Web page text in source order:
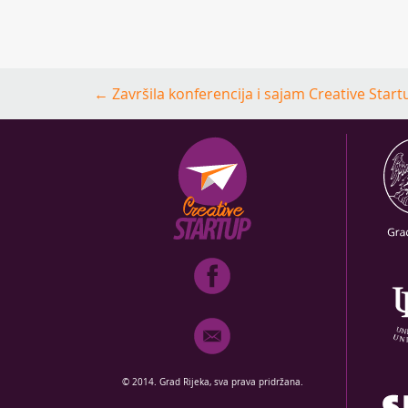
Post
navigation
← Završila konferencija i sajam Creative
© 2014. Grad Rijeka, sva prava pridržana.